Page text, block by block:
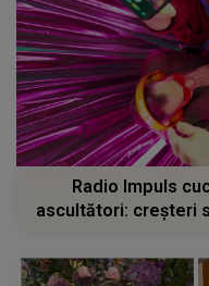
Radio Impuls
ascultători: creșteri